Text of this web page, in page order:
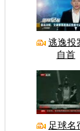
逃逸投
自首
足球名